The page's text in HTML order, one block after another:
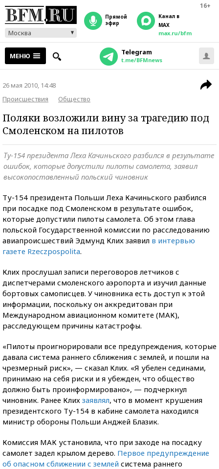
16+
Москва
прямой
эфир
Канал в
MAX
max.ru/bfm
МЕНЮ Telegram
t.me/BFMnews
26 мая 2010, 14:48
Происшествия
Общество
Поляки возложили вину за трагедию под
Смоленском на пилотов
Ту-154 президента Леха Качиньского разбился в результате
ошибок, которые допустили пилоты самолета, заявил
высокопоставленный польский чиновник
Ту-154 президента Польши Леха Качиньского разбился
при посадке под Смоленском в результате ошибок,
которые допустили пилоты самолета. Об этом глава
польской Государственной комиссии по расследованию
авиапроисшествий Эдмунд Клих заявил в интервью
газете Rzeczpospolita.
Клих прослушал записи переговоров летчиков с
диспетчерами смоленского аэропорта и изучил данные
бортовых самописцев. У чиновника есть доступ к этой
информации, поскольку он аккредитован при
Международном авиационном комитете (МАК),
расследующем причины катастрофы.
«Пилоты проигнорировали все предупреждения, которые
давала система раннего сближения с землей, и пошли на
чрезмерный риск», — сказал Клих. «Я убелен сединами,
принимаю на себя риски и я убежден, что общество
должно быть проинформировано», — подчеркнул
чиновник. Ранее Клих заявлял, что в момент крушения
президентского Ту-154 в кабине самолета находился
министр обороны Польши Анджей Блазик.
Комиссия МАК установила, что при заходе на посадку
самолет задел крылом дерево. Первое предупреждение
об опасном сближении с землей система раннего